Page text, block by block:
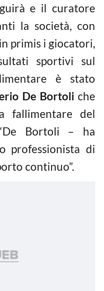
e il curatore
la società, con
primis i giocatori,
sportivi sul
è stato
De Bortoli che
fallimentare del
Bortoli – ha
professionista di
continuo”.